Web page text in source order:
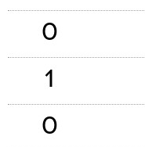
0
1
0